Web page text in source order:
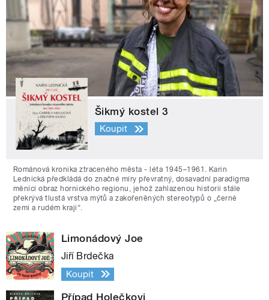
Šikmý kostel 3
Koupit
Románová kronika ztraceného města - léta 1945–1961. Karin
Lednická předkládá do značné míry převratný, dosavadní paradigma
měnící obraz hornického regionu, jehož zahlazenou historii stále
překrývá tlustá vrstva mýtů a zakořeněných stereotypů o „černé
zemi a rudém kraji“.
Limonádový Joe
Jiří Brdečka
Koupit
Případ Holečkovi